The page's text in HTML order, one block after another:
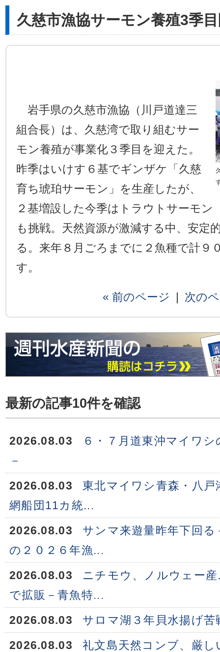
久慈市漁協サーモン養殖3季
岩手県の久慈市漁協（川戸道達三
組合長）は、久慈湾で取り組むサー
モン養殖が事業化３季目を迎えた。
昨季はいけす６基でギンザケ「久慈
育ち琥珀サーモン」を生産したが、
２基増設した今季はトラウトサーモン
も挑戦。天然資源が激減する中、安定
る。来年８月ごろまでに２魚種で計９
す。
« 前のページ | 次の
最新の記事10件を確認
2026.08.03
６・７月道東沖マイワ
－
2026.08.03
東北マイワシ青森・八
網船団11カ統...
2026.08.03
サンマ来遊量昨年下回
の２０２６年漁...
2026.08.03
ニチモウ、ノルウェー
で拡販－青魚特...
2026.08.03
サロマ湖３年貝水揚げ苦
2026.08.03
礼文島天然コンブ、厳し